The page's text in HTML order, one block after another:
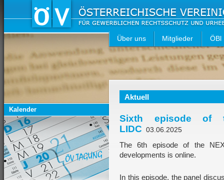
Über uns Mitglieder ÖBl
Aktuell
Sixth episode of
LIDC 03.06.2025
The 6th episode of the
developments is online.
In this episode, the panel
Kalender